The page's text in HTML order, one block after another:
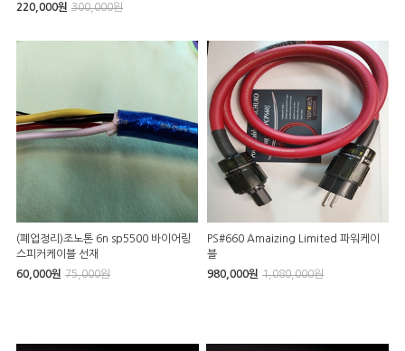
220,000원 300,000원
(폐업정리)조노톤 6n sp5500 바이어링
스피커케이블 선재
60,000원 75,000원
PS#660 Amaizing Limited 파워케이
블
980,000원 1,080,000원